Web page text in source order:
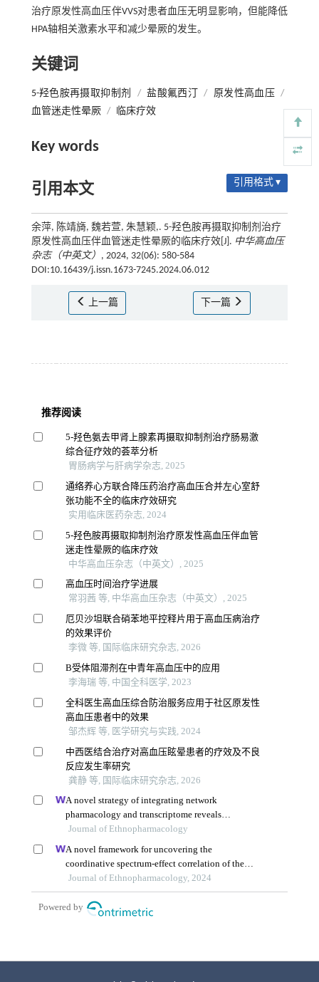
治疗原发性高血压伴VVS对患者血压无明显影响，但能降低
HPA轴相关激素水平和减少晕厥的发生。
关键词
5-羟色胺再摄取抑制剂 / 盐酸氟西汀 / 原发性高血压 /
血管迷走性晕厥 / 临床疗效
Key words
引用本文 引用格式 ▾
余萍, 陈靖旖, 魏若萱, 朱慧颖,. 5-羟色胺再摄取抑制剂治疗
原发性高血压伴血管迷走性晕厥的临床疗效[J]. 中华高血压
杂志（中英文） , 2024, 32(06): 580-584
DOI:10.16439/j.issn.1673-7245.2024.06.012
上一篇 下一篇